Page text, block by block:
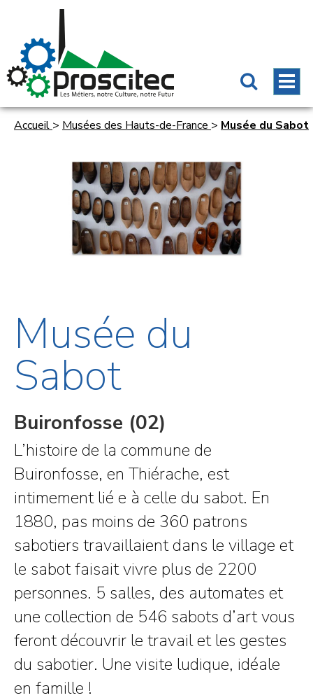
Accueil > Musées des Hauts-de-France > Musée du Sabot
Musée du
Sabot
Buironfosse (02)
L’histoire de la commune de
Buironfosse, en Thiérache, est
intimement lié e à celle du sabot. En
1880, pas moins de 360 patrons
sabotiers travaillaient dans le village et
le sabot faisait vivre plus de 2200
personnes. 5 salles, des automates et
une collection de 546 sabots d’art vous
feront découvrir le travail et les gestes
du sabotier. Une visite ludique, idéale
en famille !